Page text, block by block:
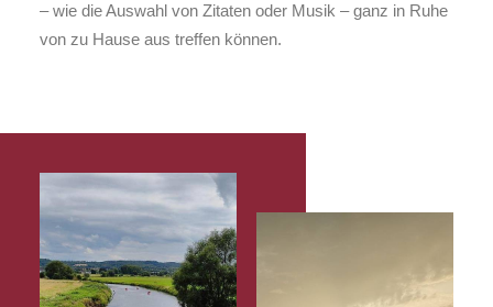
– wie die Auswahl von Zitaten oder Musik – ganz in Ruhe
von zu Hause aus treffen können.